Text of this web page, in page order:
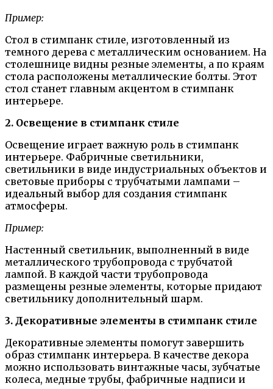
Пример:
Стол в стимпанк стиле, изготовленный из
темного дерева с металлическим основанием. На
столешнице видны резные элементы, а по краям
стола расположены металлические болты. Этот
стол станет главным акцентом в стимпанк
интерьере.
2. Освещение в стимпанк стиле
Освещение играет важную роль в стимпанк
интерьере. Фабричные светильники,
светильники в виде индустриальных объектов и
световые приборы с трубчатыми лампами –
идеальный выбор для создания стимпанк
атмосферы.
Пример:
Настенный светильник, выполненный в виде
металлического трубопровода с трубчатой
лампой. В каждой части трубопровода
размещены резные элементы, которые придают
светильнику дополнительный шарм.
3. Декоративные элементы в стимпанк стиле
Декоративные элементы помогут завершить
образ стимпанк интерьера. В качестве декора
можно использовать винтажные часы, зубчатые
колеса, медные трубы, фабричные надписи и